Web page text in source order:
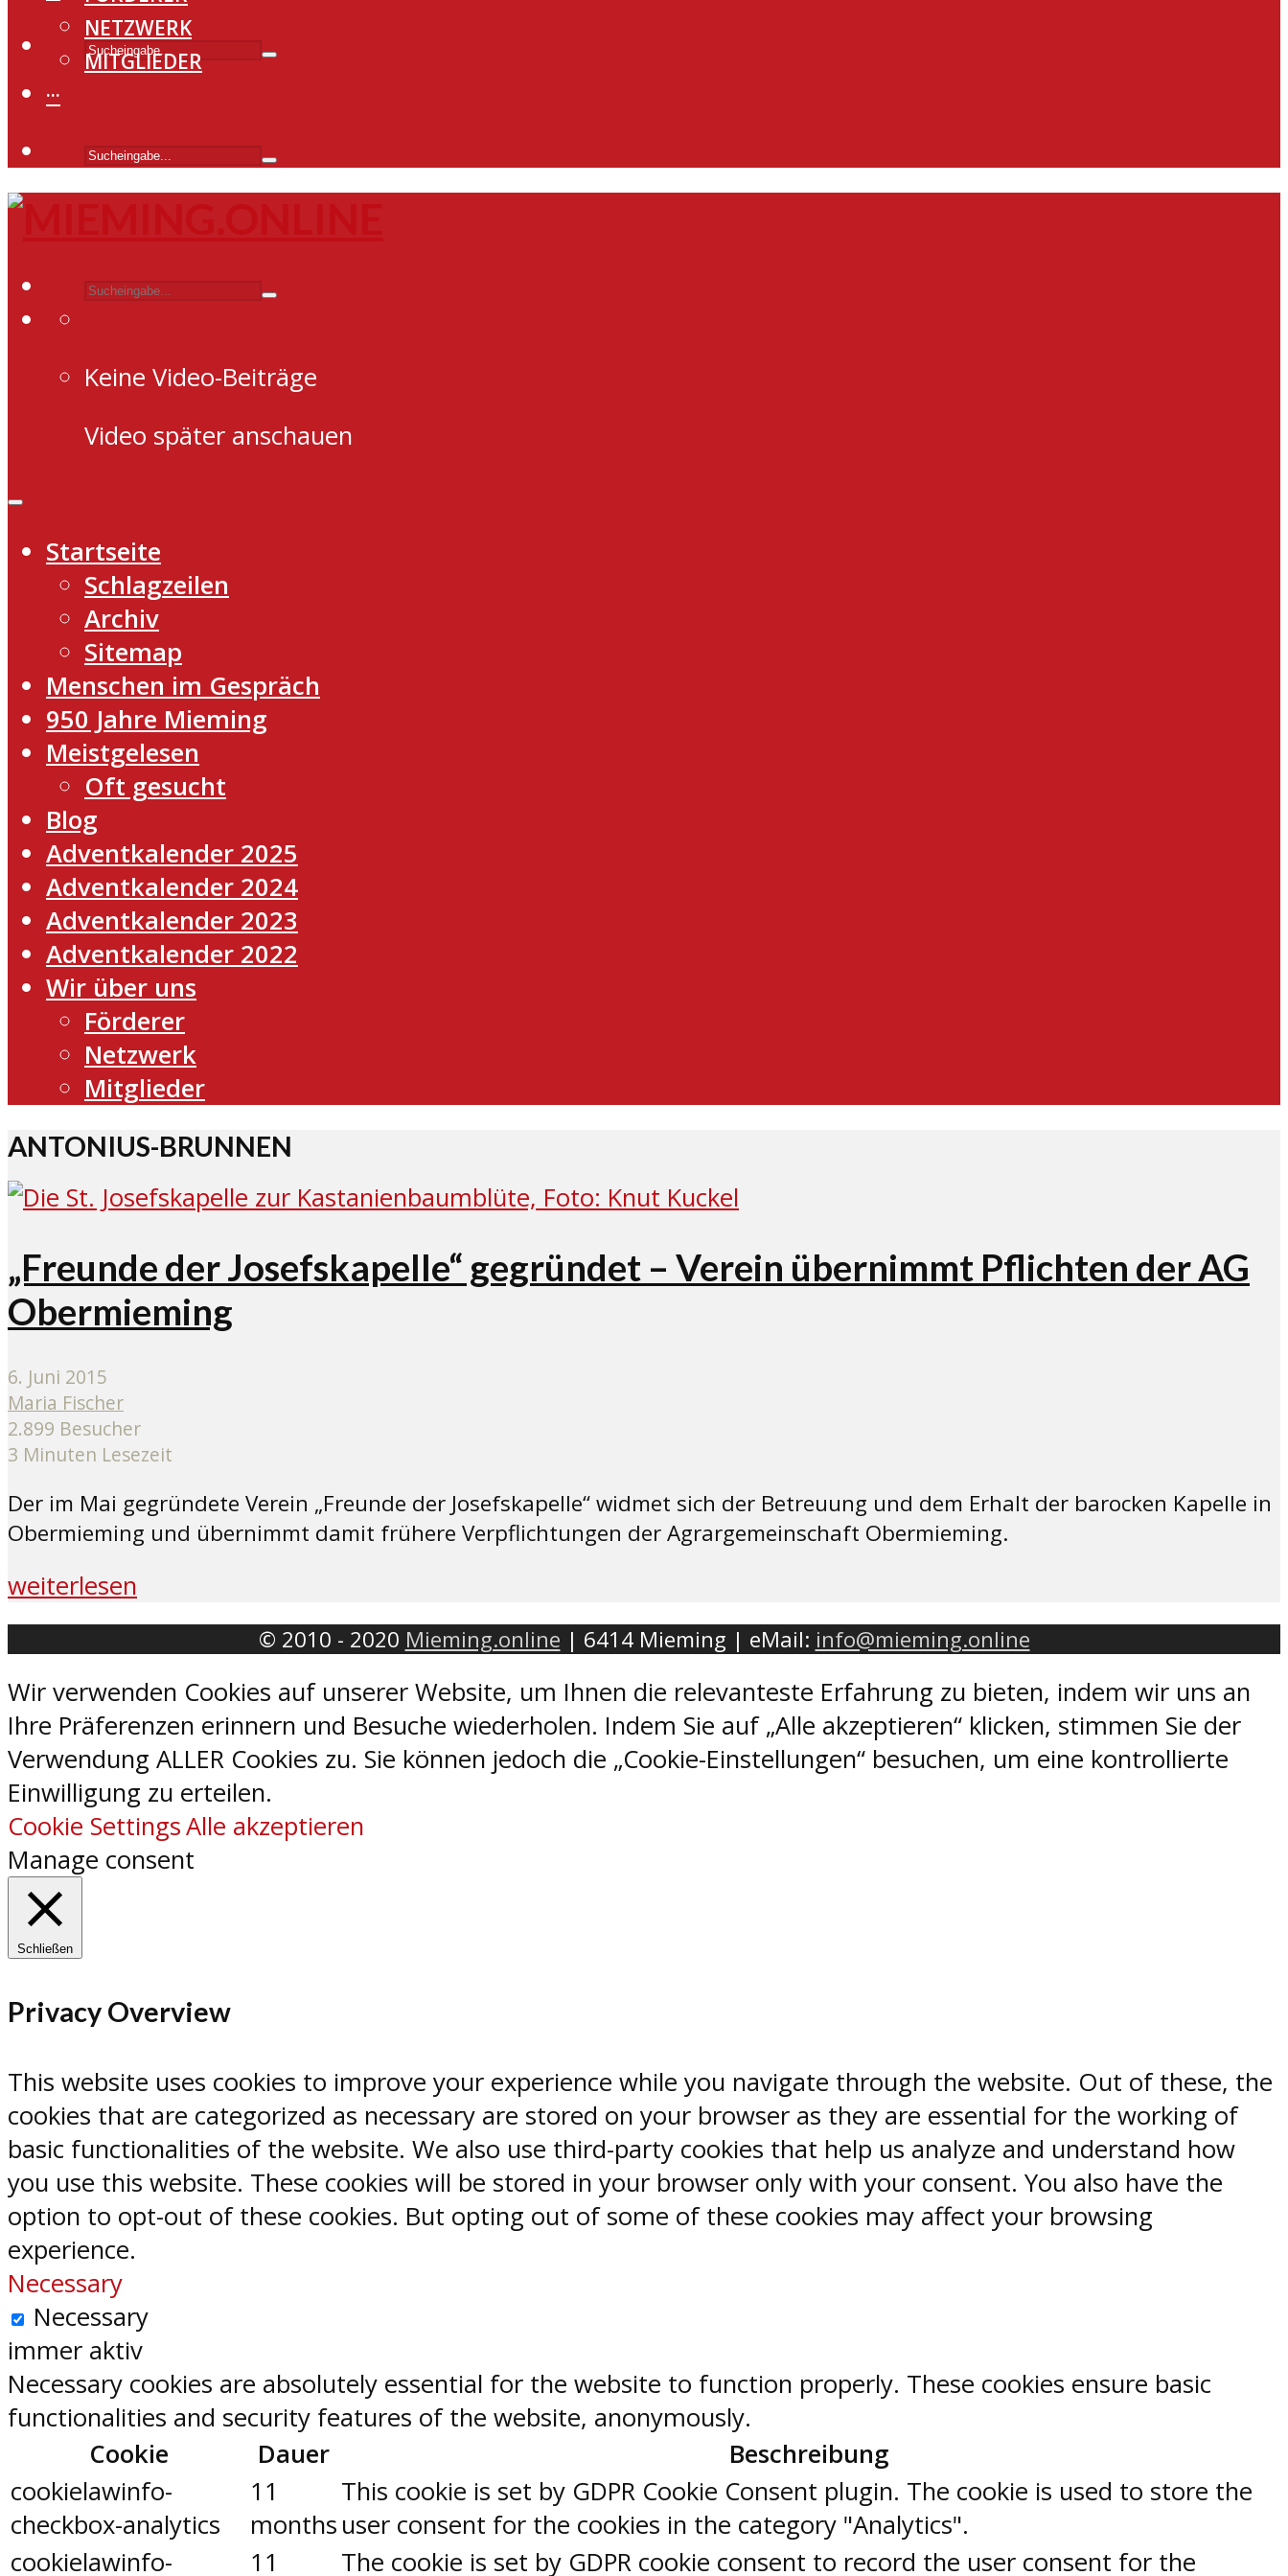
NETZWERK
MITGLIEDER
···
Keine Video-Beiträge
Video später anschauen
Startseite
Schlagzeilen
Archiv
Sitemap
Menschen im Gespräch
950 Jahre Mieming
Meistgelesen
Oft gesucht
Blog
Adventkalender 2025
Adventkalender 2024
Adventkalender 2023
Adventkalender 2022
Wir über uns
Förderer
Netzwerk
Mitglieder
ANTONIUS-BRUNNEN
„Freunde der Josefskapelle“ gegründet – Verein übernimmt Pflichten der AG
Obermieming
6. Juni 2015
Maria Fischer
2.899 Besucher
3 Minuten Lesezeit
Der im Mai gegründete Verein „Freunde der Josefskapelle“ widmet sich der Betreuung und dem Erhalt der barocken Kapelle in
Obermieming und übernimmt damit frühere Verpflichtungen der Agrargemeinschaft Obermieming.
weiterlesen
© 2010 - 2020 Mieming.online | 6414 Mieming | eMail: info@mieming.online
Wir verwenden Cookies auf unserer Website, um Ihnen die relevanteste Erfahrung zu bieten, indem wir uns an
Ihre Präferenzen erinnern und Besuche wiederholen. Indem Sie auf „Alle akzeptieren“ klicken, stimmen Sie der
Verwendung ALLER Cookies zu. Sie können jedoch die „Cookie-Einstellungen“ besuchen, um eine kontrollierte
Einwilligung zu erteilen.
Cookie SettingsAlle akzeptieren
Manage consent
Schließen
Privacy Overview
This website uses cookies to improve your experience while you navigate through the website. Out of these, the
cookies that are categorized as necessary are stored on your browser as they are essential for the working of
basic functionalities of the website. We also use third-party cookies that help us analyze and understand how
you use this website. These cookies will be stored in your browser only with your consent. You also have the
option to opt-out of these cookies. But opting out of some of these cookies may affect your browsing
experience.
Necessary
Necessary
immer aktiv
Necessary cookies are absolutely essential for the website to function properly. These cookies ensure basic
functionalities and security features of the website, anonymously.
Cookie
Dauer
Beschreibung
cookielawinfo-
checkbox-analytics
11
months
This cookie is set by GDPR Cookie Consent plugin. The cookie is used to store the
user consent for the cookies in the category "Analytics".
cookielawinfo-
11 The cookie is set by GDPR cookie consent to record the user consent for the